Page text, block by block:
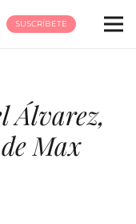
SUSCRÍBETE
Álvarez,
Max